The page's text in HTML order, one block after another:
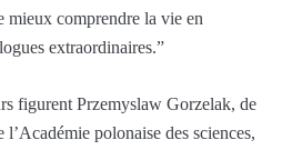
mieux comprendre la vie en
extraordinaires.”
figurent Przemyslaw Gorzelak, de
polonaise des sciences,